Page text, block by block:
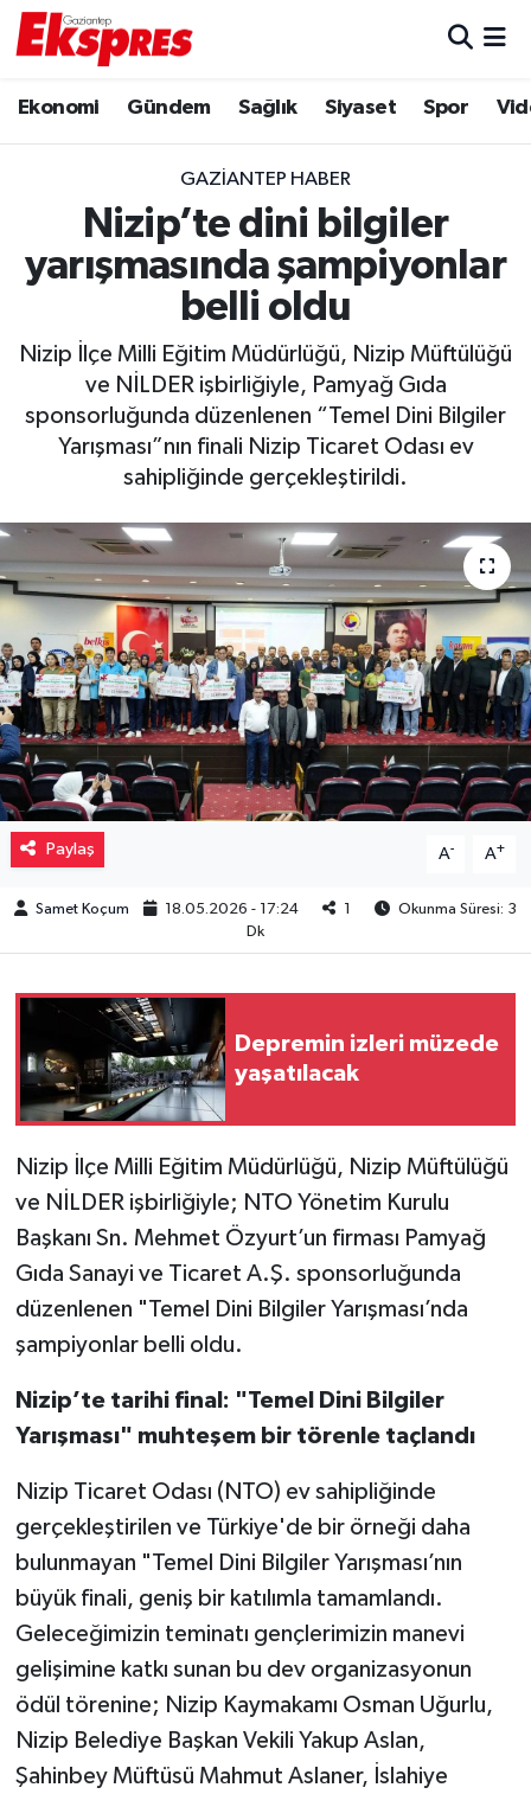
Ekonomi Gündem Sağlık Siyaset Spor
GAZIANTEP HABER
Nizip’te dini bilgiler
yarışmasında şampiyonlar
belli oldu
Nizip İlçe Milli Eğitim Müdürlüğü, Nizip Müftülüğü
ve NİLDER işbirliğiyle, Pamyağ Gıda
sponsorluğunda düzenlenen “Temel Dini Bilgiler
Yarışması”nın finali Nizip Ticaret Odası ev
sahipliğinde gerçekleştirildi.
Paylaş A- A+
Samet Koçum 18.05.2026 - 17:24 1
Okunma Süresi: 3
Dk
Depremin izleri müzede
yaşatılacak
Nizip İlçe Milli Eğitim Müdürlüğü, Nizip Müftülüğü
ve NİLDER işbirliğiyle; NTO Yönetim Kurulu
Başkanı Sn. Mehmet Özyurt’un firması Pamyağ
Gıda Sanayi ve Ticaret A.Ş. sponsorluğunda
düzenlenen "Temel Dini Bilgiler Yarışması’nda
şampiyonlar belli oldu.
Nizip’te tarihi final: "Temel Dini Bilgiler
Yarışması" muhteşem bir törenle taçlandı
Nizip Ticaret Odası (NTO) ev sahipliğinde
gerçekleştirilen ve Türkiye'de bir örneği daha
bulunmayan "Temel Dini Bilgiler Yarışması’nın
büyük finali, geniş bir katılımla tamamlandı.
Geleceğimizin teminatı gençlerimizin manevi
gelişimine katkı sunan bu dev organizasyonun
ödül törenine; Nizip Kaymakamı Osman Uğurlu,
Nizip Belediye Başkan Vekili Yakup Aslan,
Şahinbey Müftüsü Mahmut Aslaner, İslahiye
Ekonomi
Gaziantep son dakika
Genel
Haberler
Kültür Sanat
Müzik
Piyasa
Resmi İlanlar
Sağlık
Sinemalar
Teknoloji
Türkiye
Video Haber
Yaşam
Yeme-İçme
Yemek
Trafik Durumu
Puan Durumu ve Fikstür
Tüm Manşetler
Haber Arşivi